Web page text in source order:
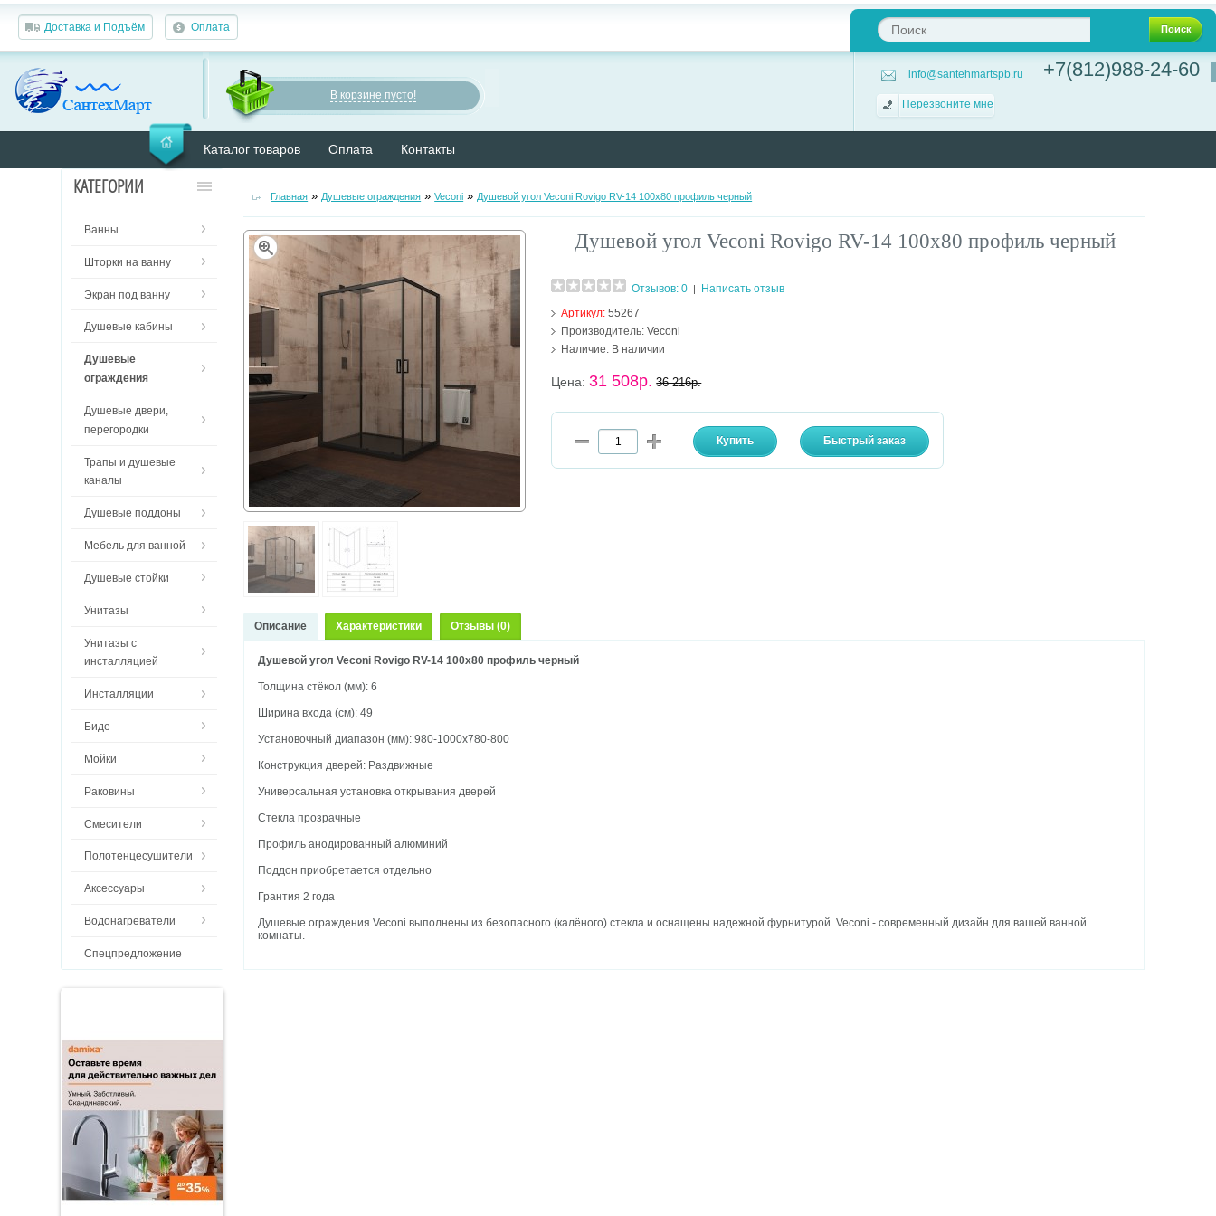
Доставка и Подъём Оплата Поиск
В корзине пусто!
info@santehmartspb.ru
Перезвоните мне
+7(812)988-24-60
Каталог товаров Оплата Контакты
КАТЕГОРИИ
Ванны
Шторки на ванну
Экран под ванну
Душевые кабины
Душевые
ограждения
Душевые двери,
перегородки
Трапы и душевые
каналы
Душевые поддоны
Мебель для ванной
Душевые стойки
Унитазы
Унитазы с
инсталляцией
Инсталляции
Биде
Мойки
Раковины
Смесители
Полотенцесушители
Аксессуары
Водонагреватели
Спецпредложение
Главная »Душевые ограждения »Veconi »Душевой угол Veconi Rovigo RV-14 100x80 профиль черный
Душевой угол Veconi Rovigo RV-14 100x80 профиль черный
Отзывов: 0 |
Написать отзыв
Артикул:55267
Производитель: Veconi
Наличие: В наличии
Цена:31 508р. 36 216р.
Описание Характеристики Отзывы (0)
Душевой угол Veconi Rovigo RV-14 100x80 профиль черный
Толщина стёкол (мм): 6
Ширина входа (см): 49
Установочный диапазон (мм): 980-1000х780-800
Конструкция дверей: Раздвижные
Универсальная установка открывания дверей
Стекла прозрачные
Профиль анодированный алюминий
Поддон приобретается отдельно
Грантия 2 года
Душевые ограждения Veconi выполнены из безопасного (калёного) стекла и оснащены надежной фурнитурой. Veconi - современный дизайн для вашей ванной
комнаты.